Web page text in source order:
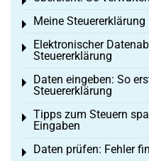
Meine Steuererklärung
Toggle menu
Elektronischer
Steuererklärung
Toggle menu
Daten eingeben: So
Steuererklärung
Toggle menu
Tipps zum Steuern
Eingaben
Toggle menu
Daten prüfen: Fehler
Toggle menu